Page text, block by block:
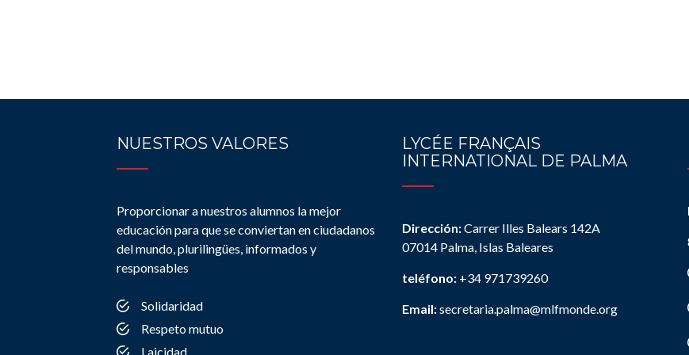
NUESTROS VALORES
Proporcionar a nuestros alumnos la mejor
educación para que se conviertan en ciudadanos
del mundo, plurilingües, informados y
responsables
Solidaridad
Respeto mutuo
Laicidad
LYCÉE FRANÇAIS
INTERNATIONAL DE PALMA
Dirección:Carrer Illes Balears 142A
07014 Palma, Islas Baleares
teléfono: +34 971739260
Email:secretaria.palma@mlfmonde.org